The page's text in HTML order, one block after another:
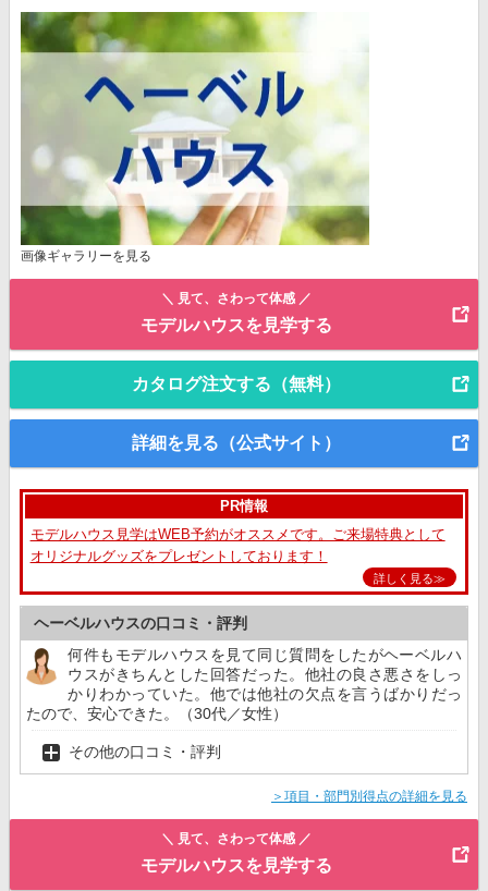
画像ギャラリーを見る
＼ 見て、さわって体感 ／
モデルハウスを見学する
カタログ注文する（無料）
詳細を見る（公式サイト）
PR情報
モデルハウス見学はWEB予約がオススメです。ご来場特典として
オリジナルグッズをプレゼントしております！
詳しく見る≫
ヘーベルハウスの口コミ・評判
何件もモデルハウスを見て同じ質問をしたがヘーベルハ
ウスがきちんとした回答だった。他社の良さ悪さをしっ
かりわかっていた。他では他社の欠点を言うばかりだっ
たので、安心できた。（30代／女性）
その他の口コミ・評判
＞項目・部門別得点の詳細を見る
＼ 見て、さわって体感 ／
モデルハウスを見学する